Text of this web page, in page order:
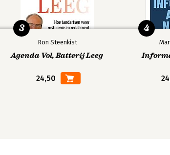
Ron Steenkist
Agenda Vol, Batterij Leeg
24,50
3 4